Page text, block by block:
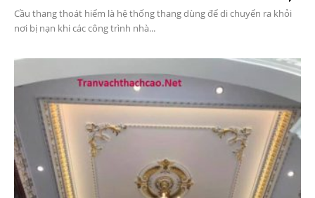
Cầu thang thoát hiểm là hệ thống thang dùng để di chuyển ra khỏi
nơi bị nạn khi các công trình nhà...